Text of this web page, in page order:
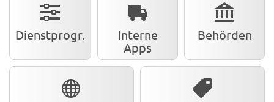
Dienstprogr.
Interne
Apps
Behörden